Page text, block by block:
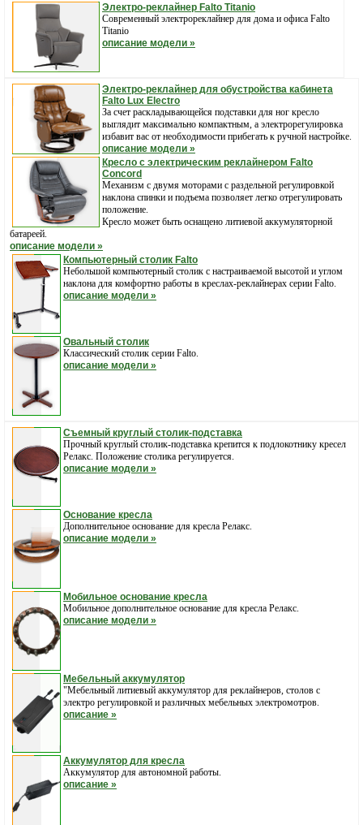
Электро-реклайнер Falto Titanio
Современный электрореклайнер для дома и офиса Falto
Titanio
описание модели »
Электро-реклайнер для обустройства кабинета
Falto Lux Electro
За счет раскладывающейся подставки для ног кресло
выглядит максимально компактным, а электрорегулировка
избавит вас от необходимости прибегать к ручной настройке.
описание модели »
Кресло с электрическим реклайнером Falto
Concord
Механизм с двумя моторами с раздельной регулировкой
наклона спинки и подъема позволяет легко отрегулировать
положение.
Кресло может быть оснащено литиевой аккумуляторной
батареей.
описание модели »
Компьютерный столик Falto
Небольшой компьютерный столик с настраиваемой высотой и углом
наклона для комфортно работы в креслах-реклайнерах серии Falto.
описание модели »
Овальный столик
Классический столик серии Falto.
описание модели »
Съемный круглый столик-подставка
Прочный круглый столик-подставка крепится к подлокотнику кресел
Релакс. Положение столика регулируется.
описание модели »
Основание кресла
Дополнительное основание для кресла Релакс.
описание модели »
Мобильное основание кресла
Мобильное дополнительное основание для кресла Релакс.
описание модели »
Мебельный аккумулятор
"Мебельный литиевый аккумулятор для реклайнеров, столов с
электро регулировкой и различных мебельных электромотров.
описание »
Aккумулятор для кресла
Aккумулятор для автономной работы.
описание »